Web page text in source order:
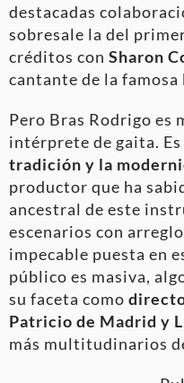
destacadas
sobresale la del
créditos con Sharon
cantante de la famosa
Pero Bras Rodrigo es
intérprete de gaita. Es
tradición y la
productor que ha
ancestral de este
escenarios con
impecable puesta en
público es masiva,
su faceta como
Patricio de Madrid y
más multitudinarios